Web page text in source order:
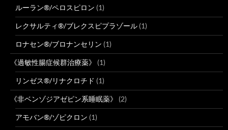
ルーラン®/ペロスピロン (1)
レクサルティ®/ブレクスピプラゾール (1)
ロナセン®/ブロナンセリン (1)
《過敏性腸症候群治療薬》 (1)
リンゼス®/リナクロチド (1)
《非ベンゾジアゼピン系睡眠薬》 (2)
アモバン®/ゾピクロン (1)